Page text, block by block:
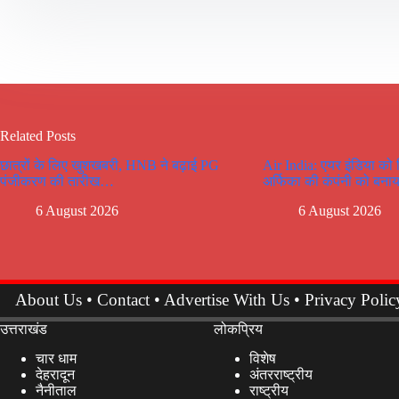
Related Posts
छात्रों के लिए खुशखबरी, HNB ने बढ़ाई PG
पंजीकरण की तारीख…
6 August 2026
Air India: एयर इंडिया
अर्फिका की कंपंनी को
6 August 2026
About Us • Contact • Advertise With Us • Privacy
उत्तराखंड
चार धाम
देहरादून
नैनीताल
लोकप्रिय
विशेष
अंतरराष्ट्रीय
राष्ट्रीय